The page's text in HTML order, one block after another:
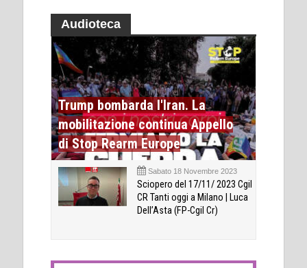
Audioteca
Trump bombarda l'Iran. La
mobilitazione continua Appello
di Stop Rearm Europe
Sabato 18 Novembre 2023
Sciopero del 17/11/ 2023 Cgil
CR Tanti oggi a Milano | Luca
Dell’Asta (FP-Cgil Cr)